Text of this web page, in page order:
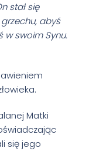
stał się
abyś
w swoim Synu.
Matki
się jego